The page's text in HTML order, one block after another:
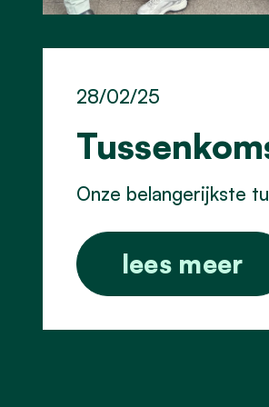
28/02/25
Onze belangerijkste
lees meer